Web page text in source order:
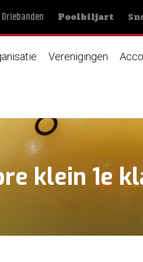
Driebanden Poolbiljart
Verenigingen
klein 1e